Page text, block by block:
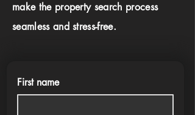
make the property search process
seamless and stress-free.
First name